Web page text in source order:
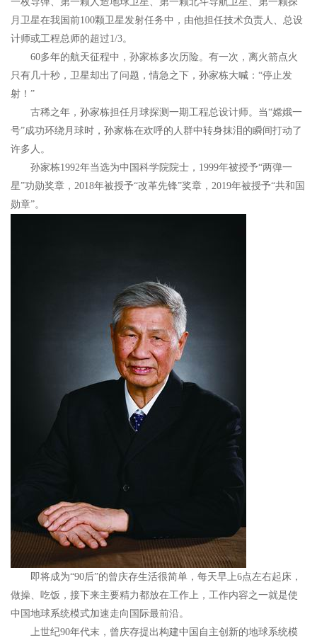
月卫星在我国前100颗卫星发射任务中，由他担任技术负责人、总设
计师或工程总师的超过1/3。
60多年的航天征程中，孙家栋多次历险。有一次，离火箭点火
只有几十秒，卫星却出了问题，情急之下，孙家栋大喊：“停止发
射！”
古稀之年，孙家栋担任月球探测一期工程总设计师。当“嫦娥一
号”成功环绕月球时，孙家栋在欢呼的人群中转身抹泪的瞬间打动了
许多人。
孙家栋1992年当选为中国科学院院士，1999年被授予“两弹一
星”功勋奖章，2018年被授予“改革先锋”奖章，2019年被授予“共和国
勋章”。
即将成为“90后”的曾庆存生活很简单，每天早上6点左右起床，
做操、吃饭，接下来主要精力都放在工作上，工作内容之一就是使
中国地球系统模式加速走向国际最前沿。
上世纪90年代末，曾庆存提出构建中国自主创新的地球系统模